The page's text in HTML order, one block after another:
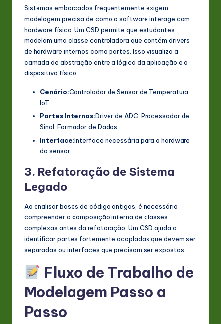
Sistemas embarcados frequentemente exigem
modelagem precisa de como o software interage com
hardware físico. Um CSD permite que estudantes
modelam uma classe controladora que contém drivers
de hardware internos como partes. Isso visualiza a
camada de abstração entre a lógica da aplicação e o
dispositivo físico.
Cenário:Controlador de Sensor de Temperatura
IoT.
Partes Internas:Driver de ADC, Processador de
Sinal, Formador de Dados.
Interface:Interface necessária para o hardware
do sensor.
3. Refatoração de Sistema
Legado
Ao analisar bases de código antigas, é necessário
compreender a composição interna de classes
complexas antes da refatoração. Um CSD ajuda a
identificar partes fortemente acopladas que devem ser
separadas ou interfaces que precisam ser expostas.
Fluxo de Trabalho de
Modelagem Passo a
Passo